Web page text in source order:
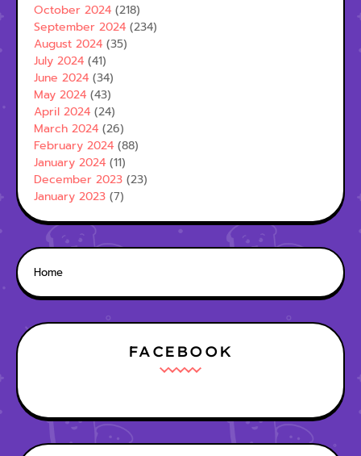
October 2024 (218)
September 2024 (234)
August 2024 (35)
July 2024 (41)
June 2024 (34)
May 2024 (43)
April 2024 (24)
March 2024 (26)
February 2024 (88)
January 2024 (11)
December 2023 (23)
January 2023 (7)
Home
FACEBOOK